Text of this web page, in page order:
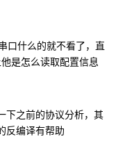
口什么的就不看了，直
是怎么读取配置信息
下之前的协议分析，其
反编译有帮助